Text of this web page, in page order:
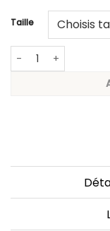
Taille
quantité de Robe